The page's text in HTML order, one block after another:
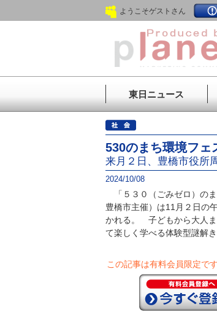
ようこそゲストさん
東日ニュース
530のまち環境フェ
来月２日、豊橋市役所
2024/10/08
「５３０（ごみゼロ）の
豊橋市主催）は11月２日の
かれる。 子どもから大人
て楽しく学べる体験型謎解き
この記事は有料会員限定です